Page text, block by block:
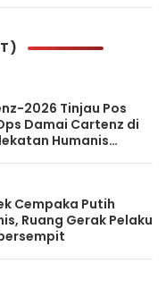
2026 Tinjau Pos
Damai Cartenz di
Humanis
Cempaka Putih
Ruang Gerak Pelaku